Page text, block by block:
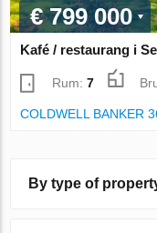
€ 799 000
Kafé / restaurang i
Rum:7
COLDWELL BANKER
By type of